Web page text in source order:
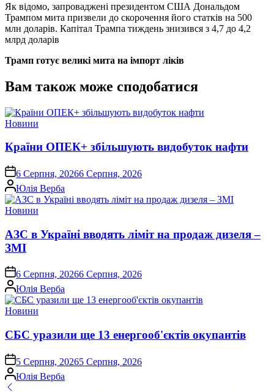
Як відомо, запроваджені президентом США Дональдом
Трампом мита призвели до скорочення його статків на 500
млн доларів. Капітал Трампа тиждень знизився з 4,7 до 4,2
млрд доларів
Трамп готує великі мита на імпорт ліків
Вам також може сподобатися
Опублікувати
Новини
Країни ОПЕК+ збільшують видобуток нафти
on6 Серпня, 20266 Серпня, 2026
Опубліковано
Юлія Верба
Опублікувати
Новини
АЗС в Україні вводять ліміт на продаж дизеля –
ЗМІ
on6 Серпня, 20266 Серпня, 2026
Опубліковано
Юлія Верба
Опублікувати
Новини
СБС уразили ще 13 енергооб'єктів окупантів
on 5 Серпня, 20265 Серпня, 2026
Опубліковано
Юлія Верба